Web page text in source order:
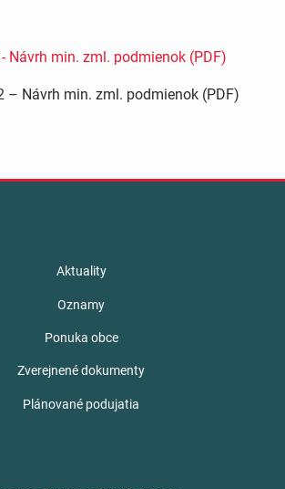
Návrh min. zml. podmienok (PDF)
– Návrh min. zml. podmienok (PDF)
Aktuality
Oznamy
Ponuka obce
Zverejnené dokumenty
Plánované podujatia